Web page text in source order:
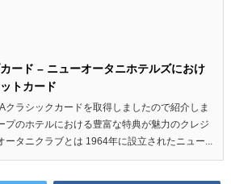
ード – ニューオータニホテルズにおけ
トカード
クラシックカードを取得しましたので紹介しま
プのホテルにおける豊富な特典が魅力のクレジ
ータニクラブとは 1964年に設立されたニュー...